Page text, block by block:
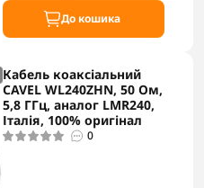
До кошика
Кабель коаксіальний
CAVEL WL240ZHN, 50 Ом,
5,8 ГГц, аналог LMR240,
Італія, 100% оригінал
0